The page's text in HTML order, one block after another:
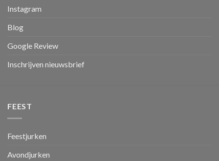
Instagram
Blog
Google Review
Inschrijven nieuwsbrief
FEEST
Feestjurken
Avondjurken